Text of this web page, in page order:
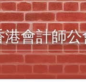
港會計師